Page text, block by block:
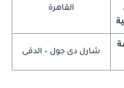
القاهرة
شارل دى جول – الدقى